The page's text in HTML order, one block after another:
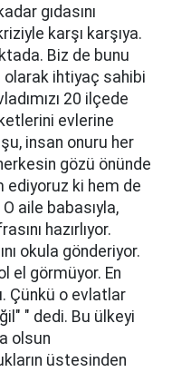
gıdasını
karşı karşıya.
Biz de bunu
olarak ihtiyaç sahibi
20 ilçede
evlerine
insan onuru her
gözü önünde
ediyoruz ki hem de
aile babasıyla,
hazırlıyor.
okula gönderiyor.
el görmüyor. En
Çünkü o evlatlar
" dedi. Bu ülkeyi
olsun
üstesinden